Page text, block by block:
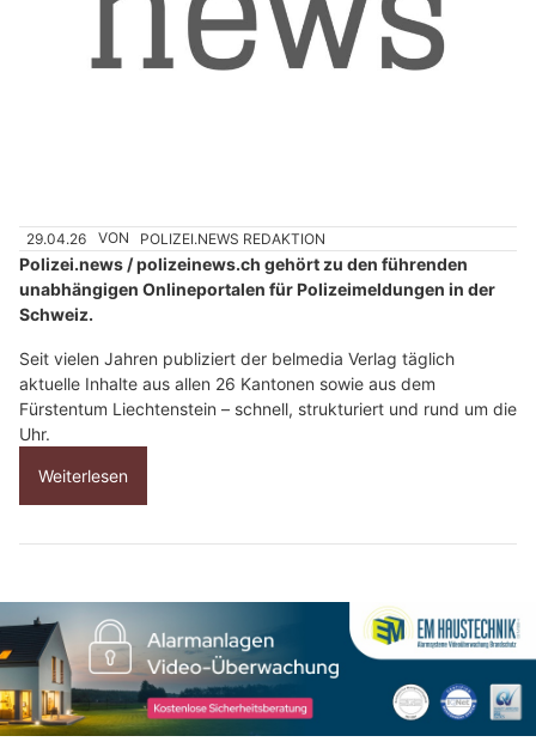
29.04.26 VON POLIZEI.NEWS REDAKTION
Polizei.news / polizeinews.ch gehört zu den führenden
unabhängigen Onlineportalen für Polizeimeldungen in der
Schweiz.
Seit vielen Jahren publiziert der belmedia Verlag täglich
aktuelle Inhalte aus allen 26 Kantonen sowie aus dem
Fürstentum Liechtenstein – schnell, strukturiert und rund um die
Uhr.
Weiterlesen